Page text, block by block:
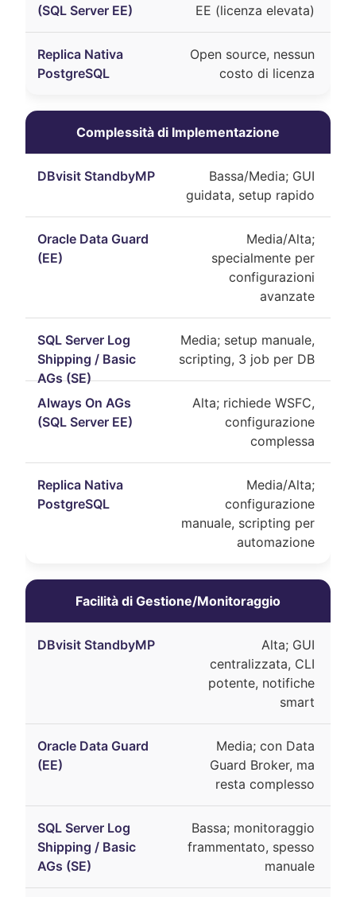
EE (licenza elevata)
Open source, nessun
costo di licenza
Complessità di Implementazione
Bassa/Media; GUI
guidata, setup rapido
Media/Alta;
specialmente per
configurazioni
avanzate
Media; setup manuale,
scripting, 3 job per DB
Alta; richiede WSFC,
configurazione
complessa
Media/Alta;
configurazione
manuale, scripting per
automazione
Facilità di Gestione/Monitoraggio
Alta; GUI
centralizzata, CLI
potente, notifiche
smart
Media; con Data
Guard Broker, ma
resta complesso
Bassa; monitoraggio
frammentato, spesso
manuale